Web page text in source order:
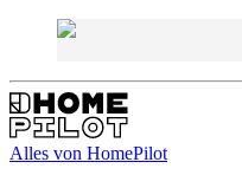
Alles von HomePilot